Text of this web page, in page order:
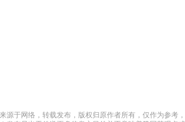
源于网络，转载发布，版权归原作者所有，仅作为参考